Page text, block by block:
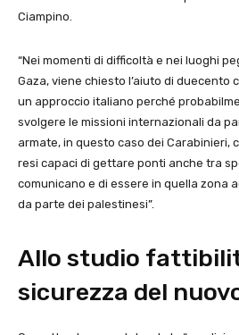
Ciampino.
“Nei momenti di difficoltà e nei luoghi
Gaza, viene chiesto l’aiuto di duecento
un approccio italiano perché
svolgere le missioni internazionali da
armate, in questo caso dei Carabinieri,
resi capaci di gettare ponti anche tra
comunicano e di essere in quella zona
da parte dei palestinesi”.
Allo studio
sicurezza del